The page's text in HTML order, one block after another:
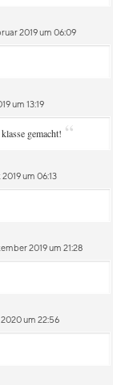
2019 um 06:09
um 13:19
gemacht! “
um 06:13
2019 um 21:28
um 22:56